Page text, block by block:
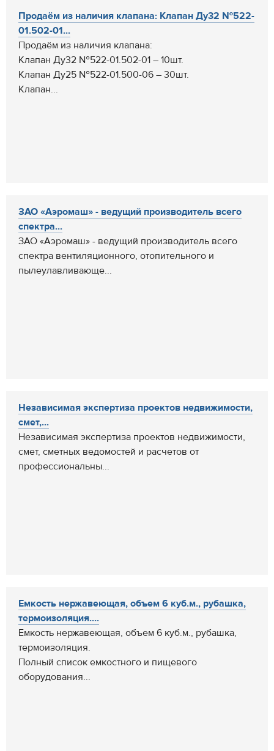
Продаём из наличия клапана: Клапан Ду32 №522-
01.502-01...
Продаём из наличия клапана:
Клапан Ду32 №522-01.502-01 – 10шт.
Клапан Ду25 №522-01.500-06 – 30шт.
Клапан...
ЗАО «Аэромаш» - ведущий производитель всего
спектра...
ЗАО «Аэромаш» - ведущий производитель всего
спектра вентиляционного, отопительного и
пылеулавливающе...
Независимая экспертиза проектов недвижимости,
смет,...
Независимая экспертиза проектов недвижимости,
смет, сметных ведомостей и расчетов от
профессиональны...
Емкость нержавеющая, объем 6 куб.м., рубашка,
термоизоляция....
Емкость нержавеющая, объем 6 куб.м., рубашка,
термоизоляция.
Полный список емкостного и пищевого
оборудования...